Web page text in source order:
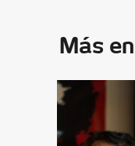
Más en